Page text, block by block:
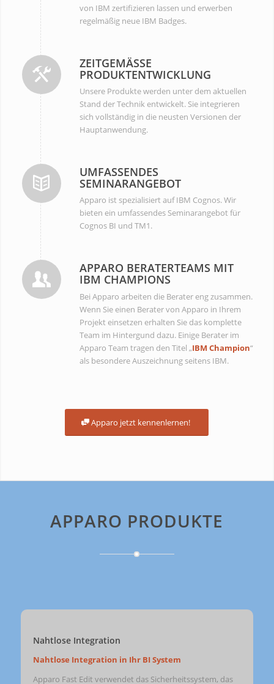
von IBM zertifizieren lassen und erwerben
regelmäßig neue IBM Badges.
ZEITGEMÄSSE P
RODUKTENTWICKLUNG
Unsere Produkte werden unter dem aktuellen
Stand der Technik entwickelt. Sie integrieren
sich vollständig in die neusten Versionen der
Hauptanwendung.
UMFASSENDES
SEMINARANGEBOT
Apparo ist spezialisiert auf IBM Cognos. Wir
bieten ein umfassendes Seminarangebot für
Cognos BI und TM1.
APPARO BERATERTEAMS MIT
IBM CHAMPIONS
Bei Apparo arbeiten die Berater eng zusammen.
Wenn Sie einen Berater von Apparo in Ihrem
Projekt einsetzen erhalten Sie das komplette
Team im Hintergund dazu. Einige Berater im
Apparo Team tragen den Titel „IBM Champion“
als besondere Auszeichnung seitens IBM.
Apparo jetzt kennenlernen!
APPARO PRODUKTE
Nahtlose Integration
Nahtlose Integration in Ihr BI System
Apparo Fast Edit verwendet das Sicherheitssystem, das